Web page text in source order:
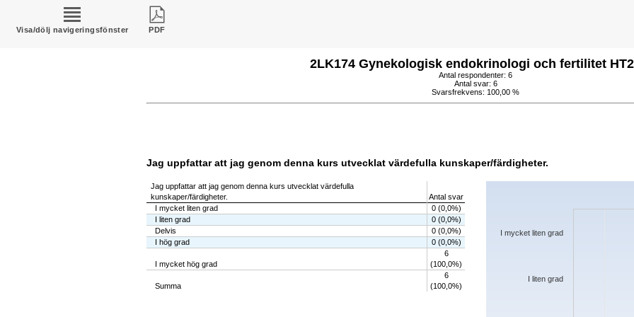
Visa/dölj navigeringsfönster PDF
2LK174 Gynekologisk endokrinologi och fertilitet
Antal respondenter: 6
Antal svar: 6
Svarsfrekvens: 100,00 %
Jag uppfattar att jag genom denna kurs utvecklat värdefulla kunskaper/färdigheter.
Jag uppfattar att jag genom denna kurs utvecklat värdefulla
kunskaper/färdigheter.
Antal svar
I mycket liten grad
0 (0,0%)
I liten grad
0 (0,0%)
Delvis
0 (0,0%)
I hög grad
0 (0,0%)
I mycket hög grad
6
(100,0%)
Summa
6
(100,0%)
Chart
The chart has 1 X axis displaying
I liten grad
I mycket liten grad